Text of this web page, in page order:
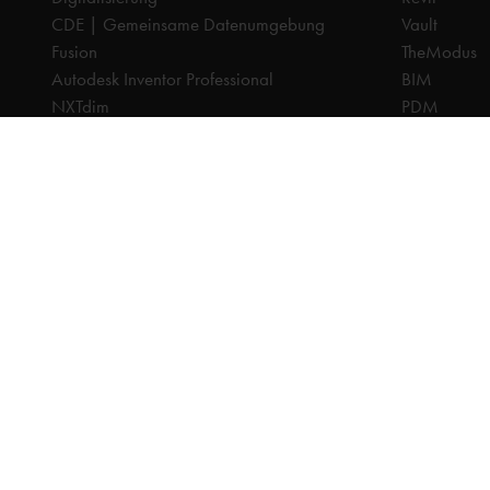
CDE | Gemeinsame Datenumgebung
Fusion
Autodesk Inventor Professional
NXTdim
Vault
TheModus
BIM
PDM